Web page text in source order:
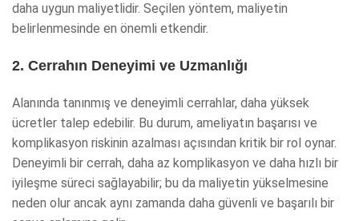
daha uygun maliyetlidir. Seçilen yöntem, maliyetin
belirlenmesinde en önemli etkendir.
2. Cerrahın Deneyimi ve Uzmanlığı
Alanında tanınmış ve deneyimli cerrahlar, daha yüksek
ücretler talep edebilir. Bu durum, ameliyatın başarısı ve
komplikasyon riskinin azalması açısından kritik bir rol oynar.
Deneyimli bir cerrah, daha az komplikasyon ve daha hızlı bir
iyileşme süreci sağlayabilir; bu da maliyetin yükselmesine
neden olur ancak aynı zamanda daha güvenli ve başarılı bir